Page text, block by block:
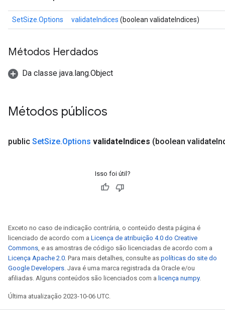
SetSize.Options validateIndices (boolean validateIndices)
Métodos Herdados
Da classe java.lang.Object
Métodos públicos
public SetSize.Options validateIndices (boolean validate
Isso foi útil?
Exceto no caso de indicação contrária, o conteúdo desta página é
licenciado de acordo com a Licença de atribuição 4.0 do Creative
Commons, e as amostras de código são licenciadas de acordo com a
Licença Apache 2.0. Para mais detalhes, consulte as políticas do site do
Google Developers. Java é uma marca registrada da Oracle e/ou
afiliadas. Alguns conteúdos são licenciados com a licença numpy.
Última atualização 2023-10-06 UTC.